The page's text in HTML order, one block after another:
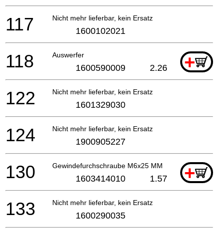
Nicht mehr lieferbar, kein Ersatz
117 1600102021
Auswerfer +
118 1600590009 2.26
Nicht mehr lieferbar, kein Ersatz
122 1601329030
Nicht mehr lieferbar, kein Ersatz
124 1900905227
Gewindefurchschraube M6x25 MM +
130 1603414010 1.57
Nicht mehr lieferbar, kein Ersatz
133 1600290035